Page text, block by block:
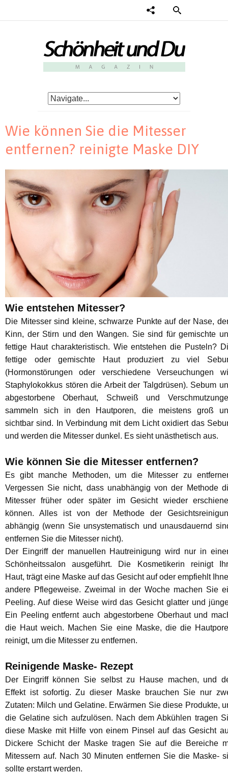
Wie können Sie die Mitesser
entfernen? reinigte Maske DIY
Wie entstehen Mitesser?
Die Mitesser sind kleine, schwarze Punkte auf der Nase,
Kinn, der Stirn und den Wangen. Sie sind für gemischte
fettige Haut charakteristisch. Wie entstehen die Pusteln?
fettige oder gemischte Haut produziert zu viel
(Hormonstörungen oder verschiedene Verseuchungen
Staphylokokkus stören die Arbeit der Talgdrüsen). Sebum
abgestorbene Oberhaut, Schweiß und
sammeln sich in den Hautporen, die meistens groß
sichtbar sind. In Verbindung mit dem Licht oxidiert das
und werden die Mitesser dunkel. Es sieht unästhetisch aus.
Wie können Sie die Mitesser entfernen?
Es gibt manche Methoden, um die Mitesser zu
Vergessen Sie nicht, dass unabhängig von der Methode
Mitesser früher oder später im Gesicht wieder
können. Alles ist von der Methode der
abhängig (wenn Sie unsystematisch und unausdauernd
entfernen Sie die Mitesser nicht).
Der Eingriff der manuellen Hautreinigung wird nur in
Schönheitssalon ausgeführt. Die Kosmetikerin reinigt
Haut, trägt eine Maske auf das Gesicht auf oder empfiehlt
andere Pflegeweise. Zweimal in der Woche machen Sie
Peeling. Auf diese Weise wird das Gesicht glatter und
Ein Peeling entfernt auch abgestorbene Oberhaut und
die Haut weich. Machen Sie eine Maske, die die
reinigt, um die Mitesser zu entfernen.
Reinigende Maske- Rezept
Der Eingriff können Sie selbst zu Hause machen, und
Effekt ist sofortig. Zu dieser Maske brauchen Sie nur
Zutaten: Milch und Gelatine. Erwärmen Sie diese Produkte,
die Gelatine sich aufzulösen. Nach dem Abkühlen tragen
diese Maske mit Hilfe von einem Pinsel auf das Gesicht
Dickere Schicht der Maske tragen Sie auf die Bereiche
Mitessern auf. Nach 30 Minuten entfernen Sie die Maske-
sollte erstarrt werden.